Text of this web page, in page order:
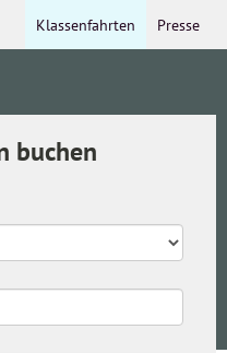
Presse
Klassenfahrten
buchen